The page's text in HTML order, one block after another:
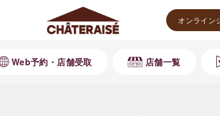
オンライン
Web予約・店舗受取 店舗一覧